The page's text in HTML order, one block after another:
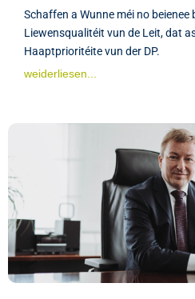
Schaffen a Wunne méi no beienee
Liewensqualitéit vun de Leit, dat
Haaptprioritéite vun der DP.
weiderliesen...